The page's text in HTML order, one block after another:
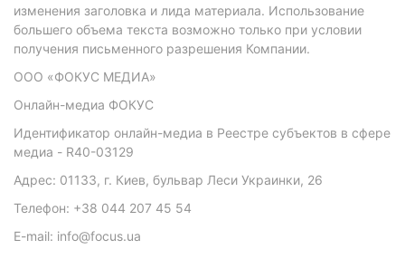
изменения заголовка и лида материала. Использование
большего объема текста возможно только при условии
получения письменного разрешения Компании.
ООО «ФОКУС МЕДИА»
Онлайн-медиа ФОКУС
Идентификатор онлайн-медиа в Реестре субъектов в сфере
медиа - R40-03129
Адрес: 01133, г. Киев, бульвар Леси Украинки, 26
Телефон: +38 044 207 45 54
E-mail: info@focus.ua